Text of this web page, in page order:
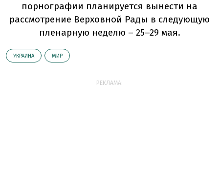
порнографии планируется вынести на
рассмотрение Верховной Рады в следующую
пленарную неделю – 25–29 мая.
УКРАИНА МИР
РЕКЛАМА: